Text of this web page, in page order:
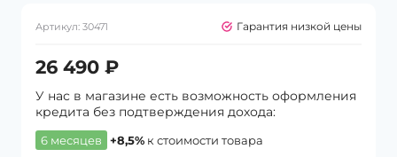
Артикул: 30471 Гарантия низкой цены
26 490 ₽
У нас в магазине есть возможность оформления
кредита без подтверждения дохода:
6 месяцев +8,5% к стоимости товара